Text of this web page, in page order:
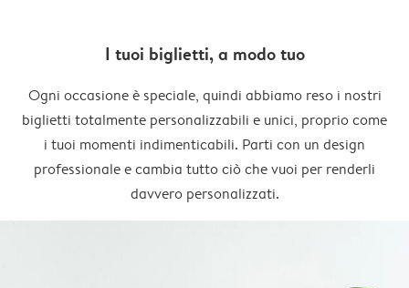
I tuoi biglietti, a modo tuo
Ogni occasione è speciale, quindi abbiamo reso i nostri
biglietti totalmente personalizzabili e unici, proprio come
i tuoi momenti indimenticabili. Parti con un design
professionale e cambia tutto ciò che vuoi per renderli
davvero personalizzati.